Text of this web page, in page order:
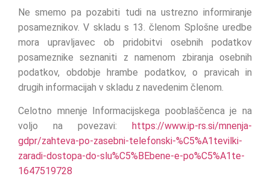
Ne smemo pa pozabiti tudi na ustrezno informiranje
posameznikov. V skladu s 13. členom Splošne uredbe
mora upravljavec ob pridobitvi osebnih podatkov
posameznike seznaniti z namenom zbiranja osebnih
podatkov, obdobje hrambe podatkov, o pravicah in
drugih informacijah v skladu z navedenim členom.
Celotno mnenje Informacijskega pooblaščenca je na
voljo na povezavi:
https://www.ip-rs.si/mnenja-
gdpr/zahteva-po-zasebni-telefonski-%C5%A1tevilki-
zaradi-dostopa-do-slu%C5%BEbene-e-po%C5%A1te-
1647519728